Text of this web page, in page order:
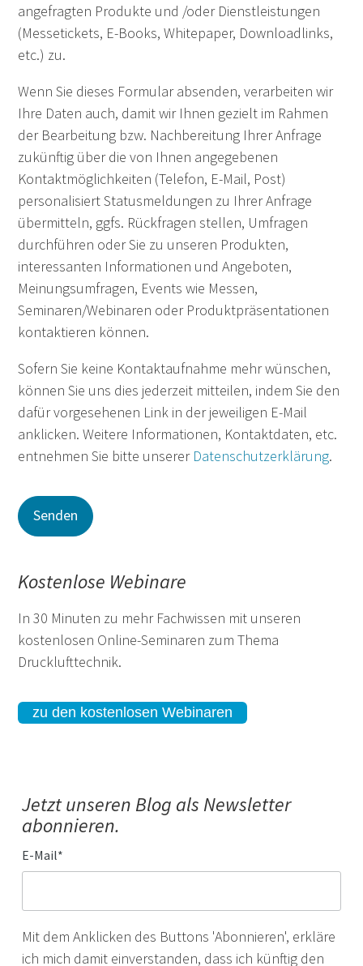
angefragten Produkte und /oder Dienstleistungen
(Messetickets, E-Books, Whitepaper, Downloadlinks,
etc.) zu.
Wenn Sie dieses Formular absenden, verarbeiten wir
Ihre Daten auch, damit wir Ihnen gezielt im Rahmen
der Bearbeitung bzw. Nachbereitung Ihrer Anfrage
zukünftig über die von Ihnen angegebenen
Kontaktmöglichkeiten (Telefon, E-Mail, Post)
personalisiert Statusmeldungen zu Ihrer Anfrage
übermitteln, ggfs. Rückfragen stellen, Umfragen
durchführen oder Sie zu unseren Produkten,
interessanten Informationen und Angeboten,
Meinungsumfragen, Events wie Messen,
Seminaren/Webinaren oder Produktpräsentationen
kontaktieren können.
Sofern Sie keine Kontaktaufnahme mehr wünschen,
können Sie uns dies jederzeit mitteilen, indem Sie den
dafür vorgesehenen Link in der jeweiligen E-Mail
anklicken. Weitere Informationen, Kontaktdaten, etc.
entnehmen Sie bitte unserer Datenschutzerklärung.
Kostenlose Webinare
In 30 Minuten zu mehr Fachwissen mit unseren
kostenlosen Online-Seminaren zum Thema
Drucklufttechnik.
zu den kostenlosen Webinaren
Jetzt unseren Blog als Newsletter
abonnieren.
E-Mail*
Mit dem Anklicken des Buttons 'Abonnieren', erkläre
ich mich damit einverstanden, dass ich künftig den